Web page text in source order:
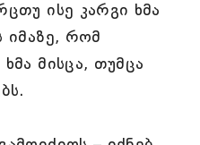
ისე კარგი ხმა
იმაზე, რომ
მისცა, თუმცა